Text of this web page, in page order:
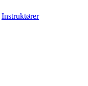
Instruktører